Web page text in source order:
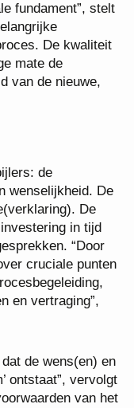
fundament”, stelt
De kwaliteit
mate de
van de nieuwe,
de
wenselijkheid. De
De
in tijd
“Door
cruciale punten
en vertraging”,
de wens(en) en
ontstaat”, vervolgt
van het